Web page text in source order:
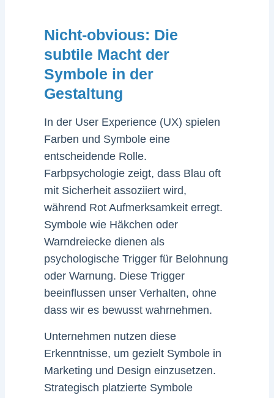
Nicht-obvious: Die
subtile Macht der
Symbole in der
Gestaltung
In der User Experience (UX) spielen
Farben und Symbole eine
entscheidende Rolle.
Farbpsychologie zeigt, dass Blau oft
mit Sicherheit assoziiert wird,
während Rot Aufmerksamkeit erregt.
Symbole wie Häkchen oder
Warndreiecke dienen als
psychologische Trigger für Belohnung
oder Warnung. Diese Trigger
beeinflussen unser Verhalten, ohne
dass wir es bewusst wahrnehmen.
Unternehmen nutzen diese
Erkenntnisse, um gezielt Symbole in
Marketing und Design einzusetzen.
Strategisch platzierte Symbole